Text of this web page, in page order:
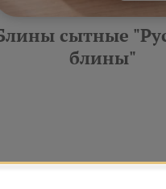
сытные
блины"